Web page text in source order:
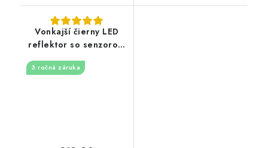
Vonkajší čierny LED
reflektor so senzorom
LF7022S
3 ročná záruka